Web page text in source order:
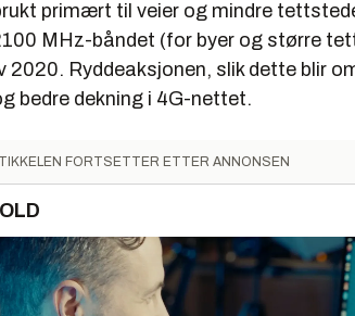
primært til veier og mindre
MHz-båndet (for byer og større
2020. Ryddeaksjonen, slik dette blir
bedre dekning i 4G-nettet.
FORTSETTER ETTER ANNONSEN